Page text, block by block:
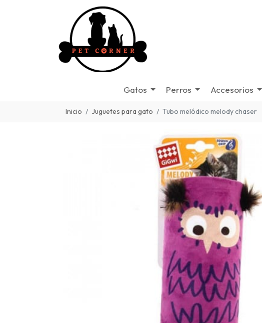
Gatos Perros Accesorios
Inicio Juguetes para gato Tubo melódico melody chaser